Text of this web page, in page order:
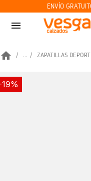
ENVÍO
menu
home ... ZAPATILLAS